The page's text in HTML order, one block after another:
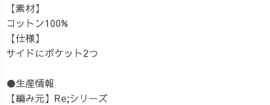
【素材】
コットン100%
【仕様】
サイドにポケット2つ
●生産情報
【編み元】Re;シリーズ